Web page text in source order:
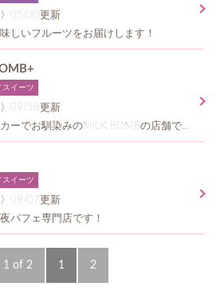
〉05/30更新
しいフルーツをお届けします！
スイーツ
〉09/18更新
キッチンカーでお馴染みのMILK BOMBの店舗です！
スイーツ
〉09/07更新
パフェ専門店です！
1 of 2 1 2